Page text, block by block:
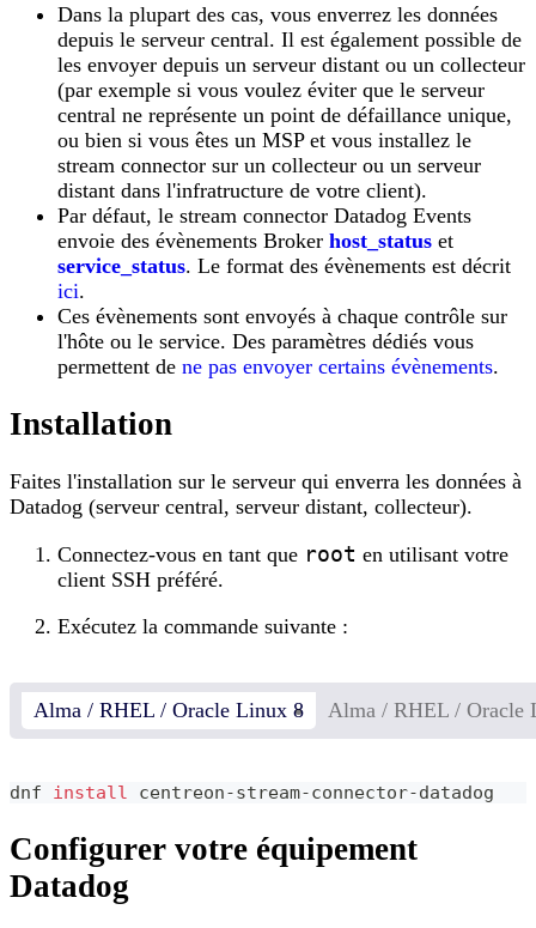
Dans la plupart des cas, vous enverrez les données
depuis le serveur central. Il est également possible de
les envoyer depuis un serveur distant ou un collecteur
(par exemple si vous voulez éviter que le serveur
central ne représente un point de défaillance unique,
ou bien si vous êtes un MSP et vous installez le
stream connector sur un collecteur ou un serveur
distant dans l'infratructure de votre client).
Par défaut, le stream connector Datadog Events
envoie des évènements Broker host_status et
service_status. Le format des évènements est décrit
ici.
Ces évènements sont envoyés à chaque contrôle sur
l'hôte ou le service. Des paramètres dédiés vous
permettent de ne pas envoyer certains évènements.
Installation
Faites l'installation sur le serveur qui enverra les données à
Datadog (serveur central, serveur distant, collecteur).
Connectez-vous en tant que root en utilisant votre
client SSH préféré.
Exécutez la commande suivante :
Alma / RHEL / Oracle Linux 8 Alma / RHEL / Oracle
dnf install centreon-stream-connector-datadog
Configurer votre équipement
Datadog